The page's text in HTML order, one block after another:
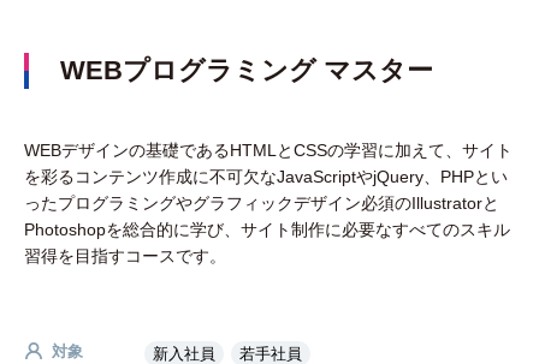
WEBプログラミング マスター
WEBデザインの基礎であるHTMLとCSSの学習に加えて、サイト
を彩るコンテンツ作成に不可欠なJavaScriptやjQuery、PHPとい
ったプログラミングやグラフィックデザイン必須のIllustratorと
Photoshopを総合的に学び、サイト制作に必要なすべてのスキル
習得を目指すコースです。
対象 新入社員 若手社員